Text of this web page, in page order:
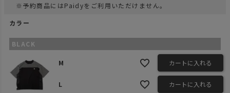
※予約商品にはPaidyをご利用いただけません。
カラー
BLACK
M カートに入れる
L カートに入れる